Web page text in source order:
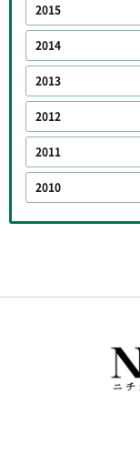
2015
2014
2013
2012
2011
2010